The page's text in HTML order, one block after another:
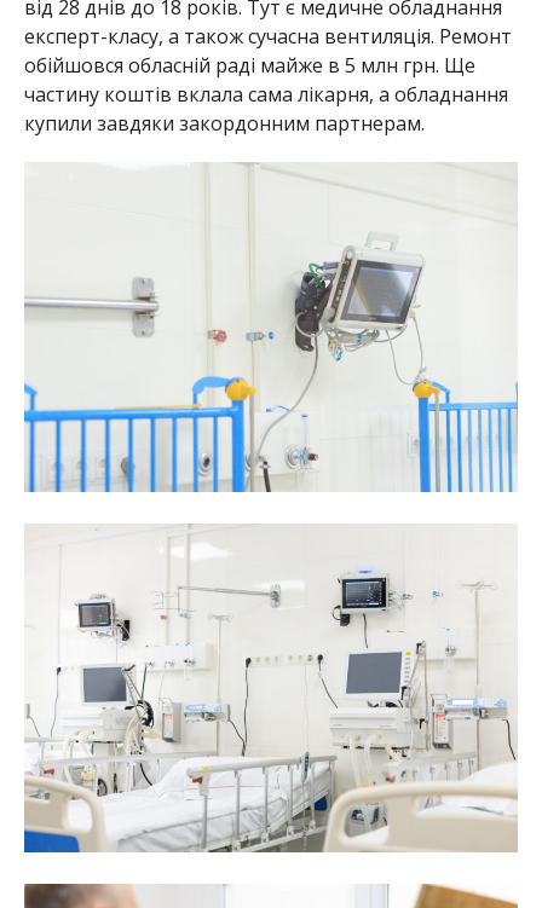
від 28 днів до 18 років. Тут є медичне обладнання
експерт-класу, а також сучасна вентиляція. Ремонт
обійшовся обласній раді майже в 5 млн грн. Ще
частину коштів вклала сама лікарня, а обладнання
купили завдяки закордонним партнерам.